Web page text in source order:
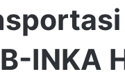
INKA